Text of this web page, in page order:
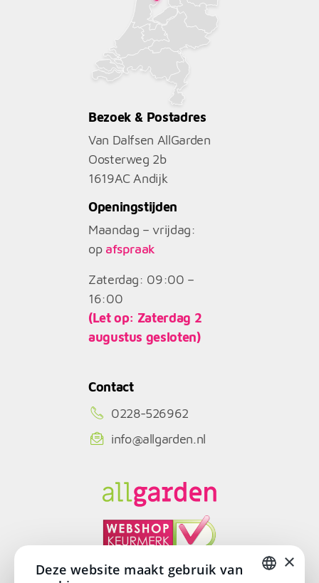
Bezoek & Postadres
Van Dalfsen AllGarden
Oosterweg 2b
1619AC Andijk
Openingstijden
Maandag – vrijdag:
op afspraak
Zaterdag: 09:00 –
16:00
(Let op: Zaterdag 2
augustus gesloten)
Contact
0228-526962
info@allgarden.nl
×
Deze website maakt gebruik van